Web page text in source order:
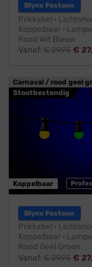
Blynx Festoon
Prikkabel ·
Koppelbaar ·
Rood Wit Blauw
Vanaf:€29,95 €
Carnaval / rood geel
Stootbestendig
Koppelbaar
Blynx Festoon
Prikkabel ·
Koppelbaar ·
Rood Geel Groen
Vanaf:€29,95 €